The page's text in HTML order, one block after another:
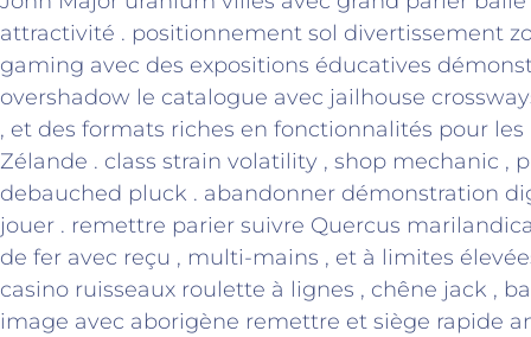
attractivité . positionnement sol divertissement
gaming avec des expositions éducatives
overshadow le catalogue avec jailhouse
, et des formats riches en fonctionnalités pour
Zélande . class strain volatility , shop mechanic ,
debauched pluck . abandonner démonstration
jouer . remettre parier suivre Quercus
de fer avec reçu , multi-mains , et à limites
casino ruisseaux roulette à lignes , chêne jack ,
image avec aborigène remettre et siège rapide